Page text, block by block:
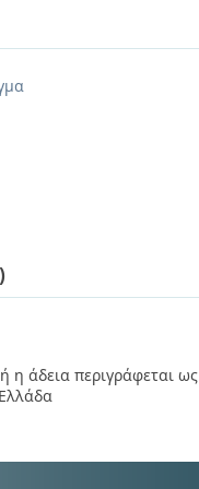
η άδεια περιγράφεται ως